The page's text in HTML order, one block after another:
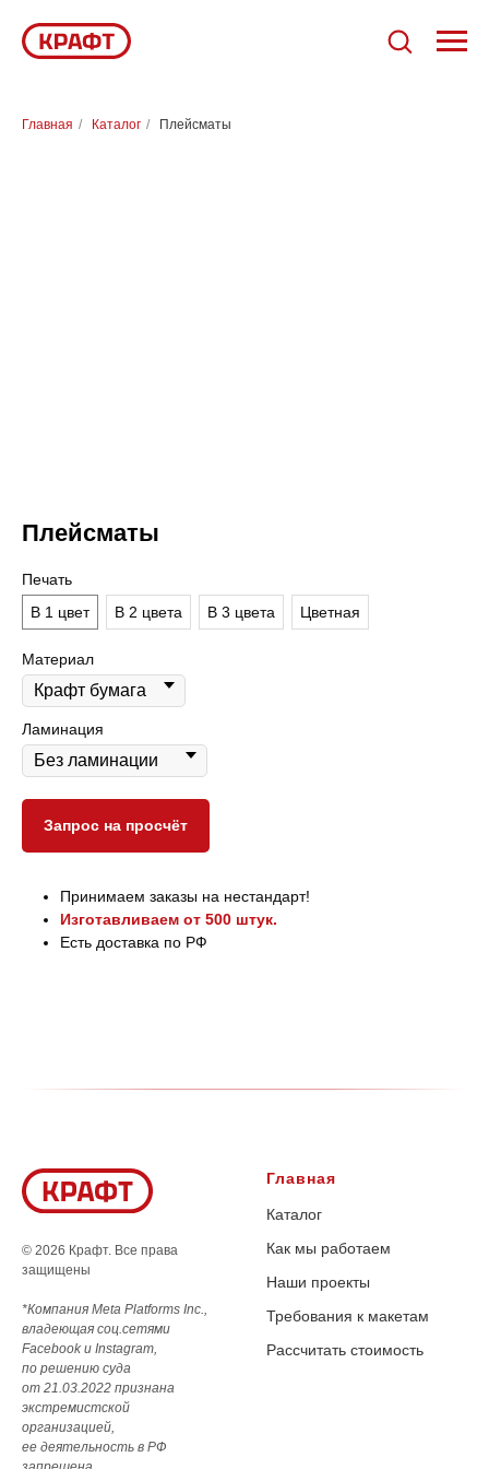
Главная / Каталог / Плейсматы
Плейсматы
Печать
В 1 цвет
В 2 цвета В 3 цвета Цветная
Материал
Ламинация
Запрос на просчёт
Принимаем заказы на нестандарт!
Изготавливаем от 500 штук.
Есть доставка по РФ
© 2026 Крафт. Все права
защищены
*Компания Meta Platforms Inc.,
владеющая соц.сетями
Facebook и Instagram,
по решению суда
от 21.03.2022 признана
экстремистской
организацией,
ее деятельность в РФ
Главная
Каталог
Как мы работаем
Наши проекты
Требования к макетам
Рассчитать стоимость